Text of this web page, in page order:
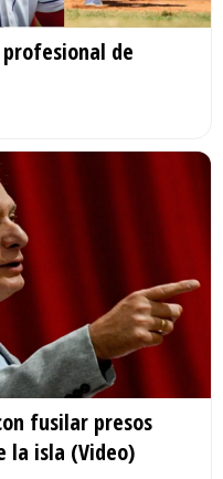
de
fusilar presos
la isla (Video)